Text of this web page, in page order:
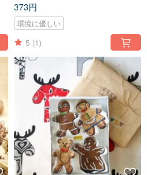
品
373円
環境に優しい
5 (1)